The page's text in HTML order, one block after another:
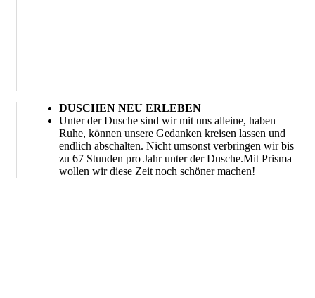
DUSCHEN NEU ERLEBEN
Unter der Dusche sind wir mit uns alleine, haben
Ruhe, können unsere Gedanken kreisen lassen und
endlich abschalten. Nicht umsonst verbringen wir bis
zu 67 Stunden pro Jahr unter der Dusche.Mit Prisma
wollen wir diese Zeit noch schöner machen!